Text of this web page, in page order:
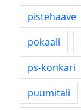
pistehaave
pokaali
ps-konkari
puumitali